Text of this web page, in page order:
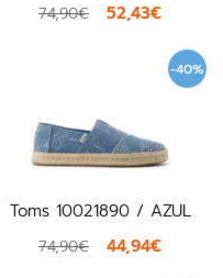
74,90€ 52,43€
-40%
Toms 10021890 / AZUL
74,90€ 44,94€